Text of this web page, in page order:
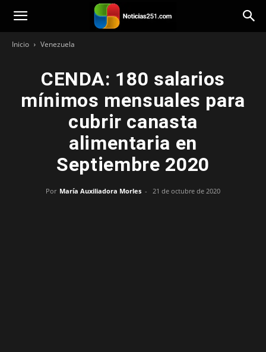
Noticias251
Inicio Venezuela
CENDA: 180 salarios
mínimos mensuales para
cubrir canasta
alimentaria en
Septiembre 2020
Por María Auxiliadora Morles - 21 de octubre de 2020